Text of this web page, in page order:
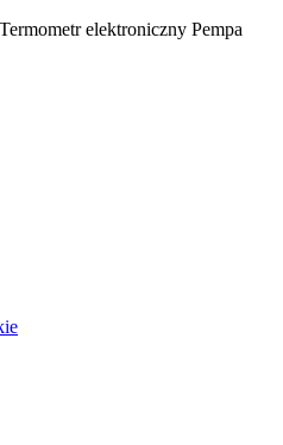
Termometr elektroniczny Pempa